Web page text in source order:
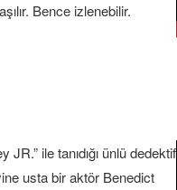
Bence izlenebilir.
ile tanıdığı ünlü dedektif
usta bir aktör Benedict